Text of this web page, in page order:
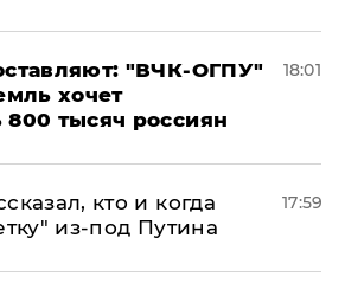
"ВЧК-ОГПУ"
хочет
800 тысяч россиян
18:01
кто и когда
из-под Путина
17:59